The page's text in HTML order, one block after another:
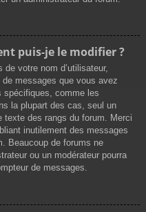
puis-je le modifier ?
votre nom d’utilisateur,
messages que vous avez
spécifiques, comme les
la plupart des cas, seul un
texte des rangs du forum. Merci
inutilement des messages
Beaucoup de forums ne
ou un modérateur pourra
de messages.